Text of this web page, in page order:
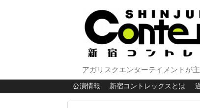
アガリスクエンターテイメントが
公演情報 新宿コントレックスとは